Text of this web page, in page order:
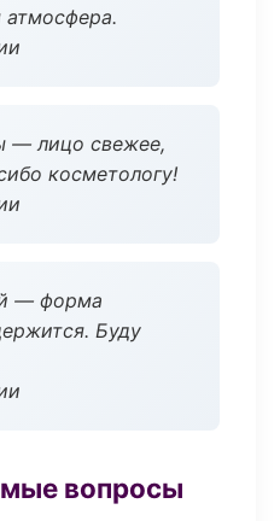
атмосфера.
— лицо свежее,
косметологу!
— форма
Буду
вопросы